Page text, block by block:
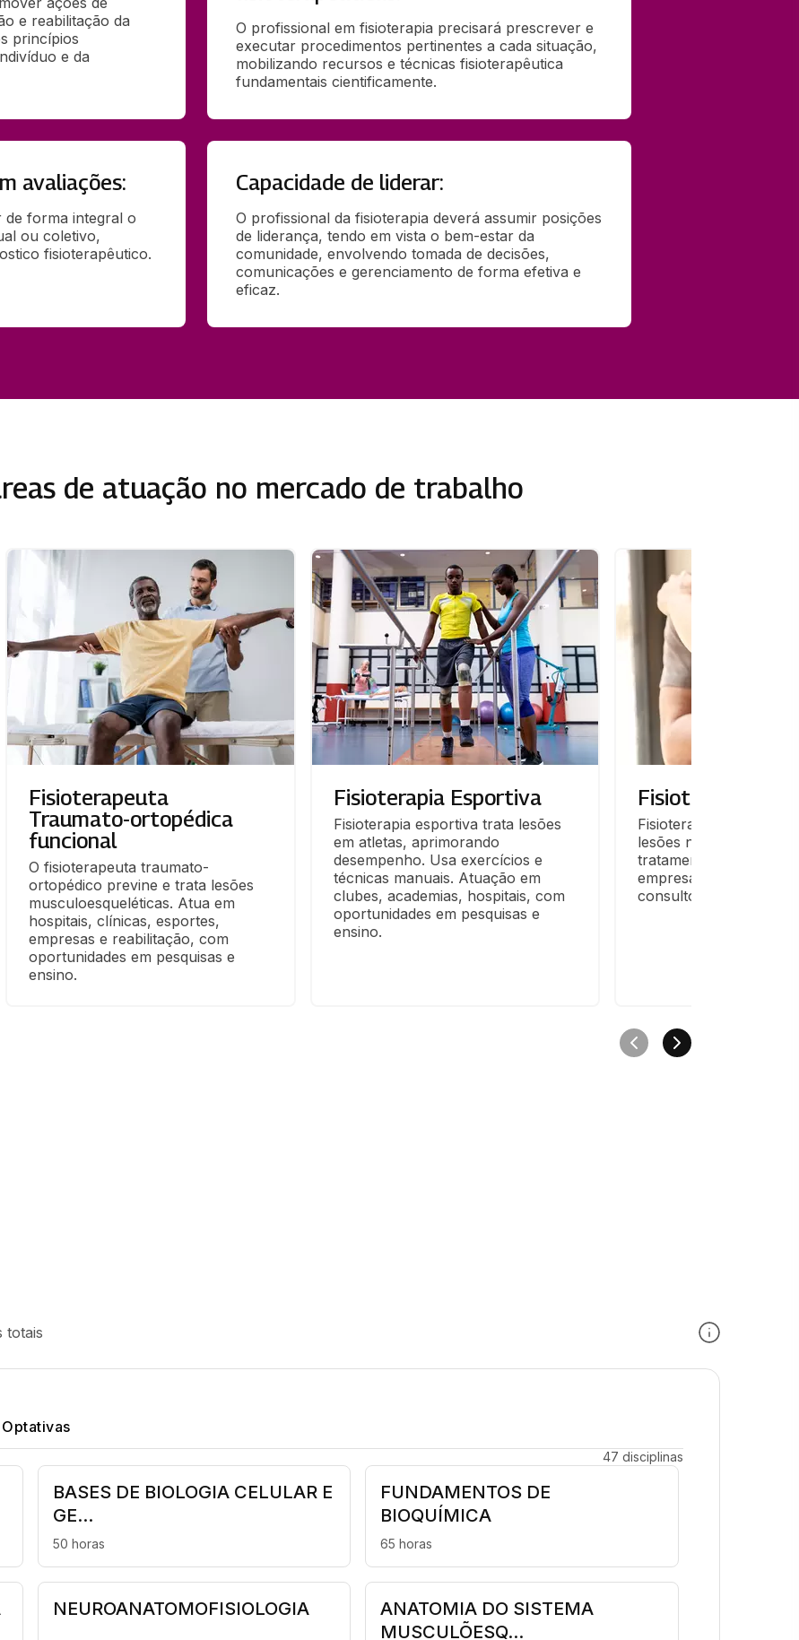
e reabilitação da
princípios
e da
O profissional em fisioterapia precisará prescrever e
executar procedimentos pertinentes a cada situação,
mobilizando recursos e técnicas fisioterapêutica
fundamentais cientificamente.
avaliações:
de forma integral o
ou coletivo,
fisioterapêutico.
Capacidade de liderar:
O profissional da fisioterapia deverá assumir posições
de liderança, tendo em vista o bem-estar da
comunidade, envolvendo tomada de decisões,
comunicações e gerenciamento de forma efetiva e
eficaz.
de atuação no mercado de trabalho
Fisioterapeuta
Traumato-ortopédica
funcional
O fisioterapeuta traumato-
ortopédico previne e trata lesões
musculoesqueléticas. Atua em
hospitais, clínicas, esportes,
empresas e reabilitação, com
oportunidades em pesquisas e
ensino.
Fisioterapia Esportiva
Fisioterapia esportiva trata lesões
em atletas, aprimorando
desempenho. Usa exercícios e
técnicas manuais. Atuação em
clubes, academias, hospitais, com
oportunidades em pesquisas e
ensino.
Fisioterapia do
Fisioterapeuta do
lesões no trabalho
tratamento e
empresas públicas/
consultorias e
totais
47 disciplinas
BASES DE BIOLOGIA CELULAR E
GE...
50 horas
FUNDAMENTOS DE
BIOQUÍMICA
65 horas
NEUROANATOMOFISIOLOGIA
ANATOMIA DO SISTEMA
MUSCULÕESQ...